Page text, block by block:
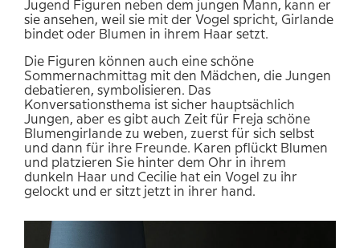
Jugend Figuren neben dem jungen Mann, kann er
sie ansehen, weil sie mit der Vogel spricht, Girlande
bindet oder Blumen in ihrem Haar setzt.
Die Figuren können auch eine schöne
Sommernachmittag mit den Mädchen, die Jungen
debatieren, symbolisieren. Das
Konversationsthema ist sicher hauptsächlich
Jungen, aber es gibt auch Zeit für Freja schöne
Blumengirlande zu weben, zuerst für sich selbst
und dann für ihre Freunde. Karen pflückt Blumen
und platzieren Sie hinter dem Ohr in ihrem
dunkeln Haar und Cecilie hat ein Vogel zu ihr
gelockt und er sitzt jetzt in ihrer hand.